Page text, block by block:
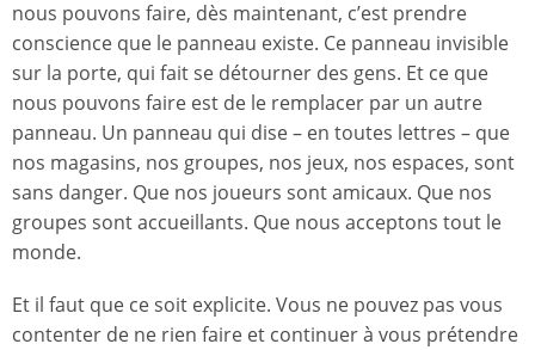
nous pouvons faire, dès maintenant, c’est prendre
conscience que le panneau existe. Ce panneau invisible
sur la porte, qui fait se détourner des gens. Et ce que
nous pouvons faire est de le remplacer par un autre
panneau. Un panneau qui dise – en toutes lettres – que
nos magasins, nos groupes, nos jeux, nos espaces, sont
sans danger. Que nos joueurs sont amicaux. Que nos
groupes sont accueillants. Que nous acceptons tout le
monde.
Et il faut que ce soit explicite. Vous ne pouvez pas vous
contenter de ne rien faire et continuer à vous prétendre